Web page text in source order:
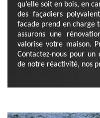
qu’elle soit en bois, en
des façadiers
facade prend en charge
assurons une
valorise votre maison.
Contactez-nous pour un
de notre réactivité, nos